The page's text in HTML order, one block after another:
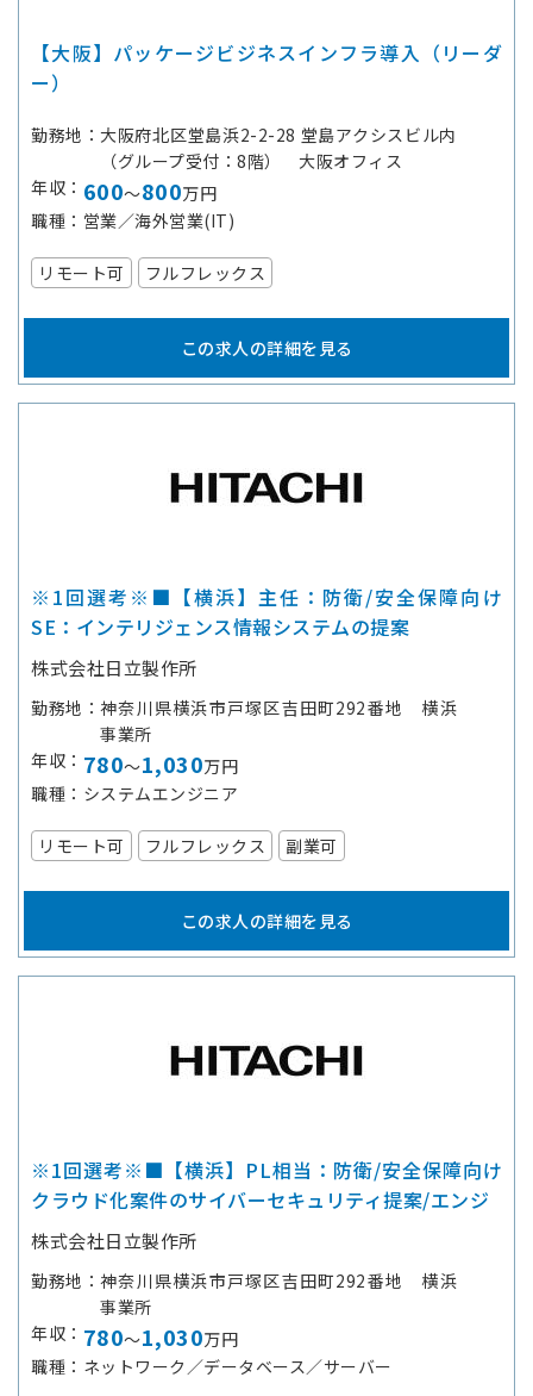
【大阪】パッケージビジネスインフラ導入（リーダ
ー）
勤務地
大阪府北区堂島浜2-2-28 堂島アクシスビル内
（グループ受付：8階） 大阪オフィス
年収
600～800万円
職種
営業／海外営業(IT)
リモート可 フルフレックス
この求人の詳細を見る
※1回選考※■【横浜】主任：防衛/安全保障向け
SE：インテリジェンス情報システムの提案
株式会社日立製作所
勤務地
神奈川県横浜市戸塚区吉田町292番地 横浜
事業所
年収
780～1,030万円
職種
システムエンジニア
リモート可 フルフレックス 副業可
この求人の詳細を見る
※1回選考※■【横浜】PL相当：防衛/安全保障向け
クラウド化案件のサイバーセキュリティ提案/エンジ
株式会社日立製作所
勤務地
神奈川県横浜市戸塚区吉田町292番地 横浜
事業所
年収
780～1,030万円
職種
ネットワーク／データベース／サーバー